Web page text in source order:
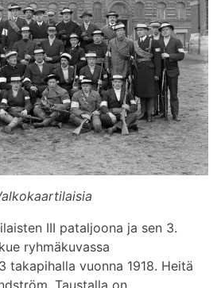
III pataljoona ja sen 3.
ryhmäkuvassa
takapihalla vuonna 1918. Heitä
Taustalla on